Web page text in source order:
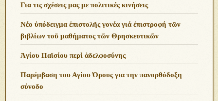
Για τις σχέσεις μας με πολιτικές κινήσεις
Νέο ὑπόδειγμα ἐπιστολῆς γονέα γιά ἐπιστροφή τῶν
βιβλίων τοῦ μαθήματος τῶν Θρησκευτικῶν
Ἁγίου Παϊσίου περὶ ἀδελφοσύνης
Παρέμβαση του Αγίου Όρους για την πανορθόδοξη
σύνοδο